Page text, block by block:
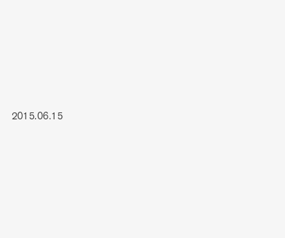
2015.06.15